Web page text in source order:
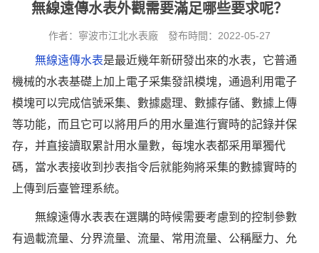
無線遠傳水表外觀需要滿足哪些要求呢？
作者：寧波市江北水表廠 發布時間：2022-05-27
無線遠傳水表是最近幾年新研發出來的水表，它普通
機械的水表基礎上加上電子采集發訊模塊，通過利用電子
模塊可以完成信號采集、數據處理、數據存儲、數據上傳
等功能，而且它可以將用戶的用水量進行實時的記錄并保
存，并直接讀取累計用水量數，每塊水表都采用單獨代
碼，當水表接收到抄表指令后就能夠將采集的數據實時的
上傳到后臺管理系統。
無線遠傳水表表在選購的時候需要考慮到的控制參數
有過載流量、分界流量、流量、常用流量、公稱壓力、允